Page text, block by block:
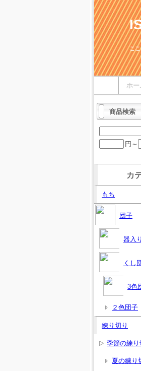
こ
ホ
商品検索
円～
カ
もち
団子
器入
くし
3色
２色団子
練り切り
季節の練り
夏の練り